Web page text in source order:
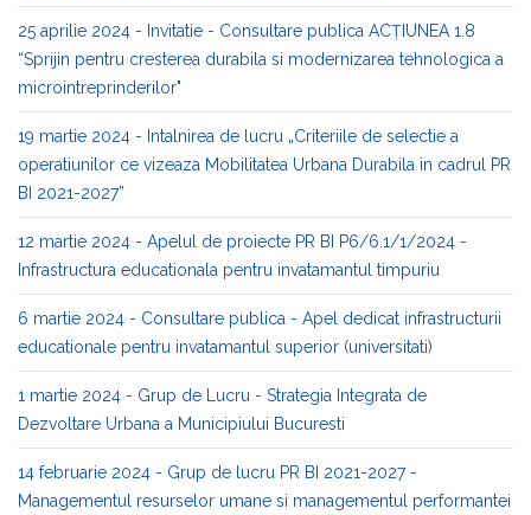
25 aprilie 2024 - Invitatie - Consultare publica ACȚIUNEA 1.8
“Sprijin pentru cresterea durabila si modernizarea tehnologica a
microintreprinderilor"
19 martie 2024 - Intalnirea de lucru „Criteriile de selectie a
operatiunilor ce vizeaza Mobilitatea Urbana Durabila in cadrul PR
BI 2021-2027”
12 martie 2024 - Apelul de proiecte PR BI P6/6.1/1/2024 -
Infrastructura educationala pentru invatamantul timpuriu
6 martie 2024 - Consultare publica - Apel dedicat infrastructurii
educationale pentru invatamantul superior (universitati)
1 martie 2024 - Grup de Lucru - Strategia Integrata de
Dezvoltare Urbana a Municipiului Bucuresti
14 februarie 2024 - Grup de lucru PR BI 2021-2027 -
Managementul resurselor umane si managementul performantei